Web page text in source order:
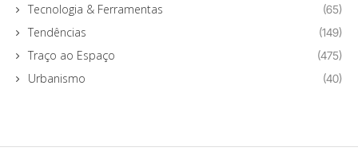
Tecnologia & Ferramentas (65)
Tendências (149)
Traço ao Espaço (475)
Urbanismo (40)